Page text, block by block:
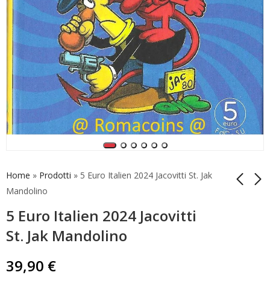
Home » Prodotti » 5 Euro Italien 2024 Jacovitti St. Jak
Mandolino
5 Euro Italien 2024 Jacovitti
St. Jak Mandolino
5 Euro Italien 2024
5 Euro Italien 2024
39,90 €